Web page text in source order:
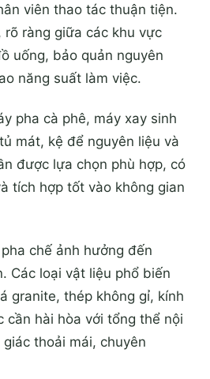
viên thao tác thuận tiện.
rõ ràng giữa các khu vực
uống, bảo quản nguyên
năng suất làm việc.
pha cà phê, máy xay sinh
mát, kệ để nguyên liệu và
được lựa chọn phù hợp, có
tích hợp tốt vào không gian
chế ảnh hưởng đến
Các loại vật liệu phổ biến
granite, thép không gỉ, kính
cần hài hòa với tổng thể nội
thoải mái, chuyên